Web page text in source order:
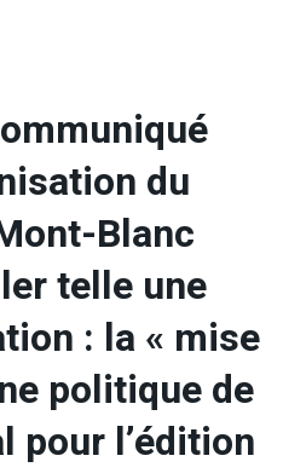
du
Blanc
telle une
: la « mise
politique de
pour l’édition